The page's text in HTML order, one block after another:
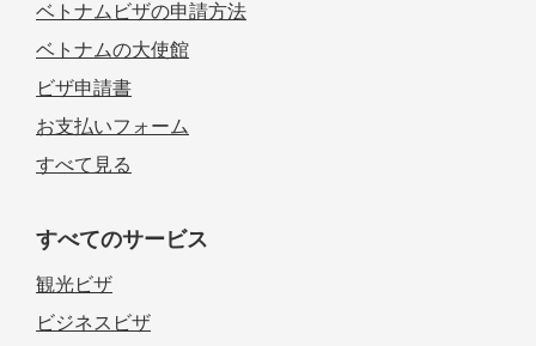
ベトナムビザの申請方法
ベトナムの大使館
ビザ申請書
お支払いフォーム
すべて見る
すべてのサービス
観光ビザ
ビジネスビザ